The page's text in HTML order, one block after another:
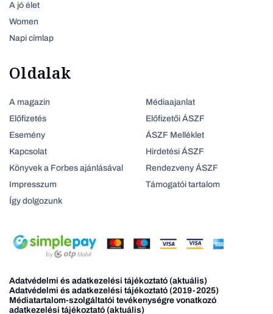
A jó élet
Women
Napi címlap
Oldalak
A magazin
Előfizetés
Esemény
Kapcsolat
Könyvek a Forbes ajánlásával
Impresszum
Így dolgozunk
Médiaajanlat
Előfizetői ÁSZF
ÁSZF Melléklet
Hirdetési ÁSZF
Rendezveny ÁSZF
Támogatói tartalom
Adatvédelmi és adatkezelési tájékoztató (aktuális)
Adatvédelmi és adatkezelési tájékoztató (2019-2025)
Médiatartalom-szolgáltatói tevékenységre vonatkozó
adatkezelési tájékoztató (aktuális)